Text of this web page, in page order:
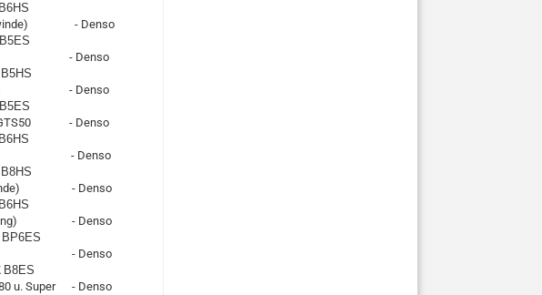
B6HS
- Denso
B5ES
- Denso
B5HS
- Denso
B5ES
GTS50 - Denso
B6HS
usw. - Denso
B8HS
- Denso
B6HS
(Lang) - Denso
BP6ES
(Lang) - Denso
B8ES
u. Super - Denso